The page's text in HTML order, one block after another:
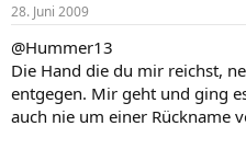
28. Juni 2009
@Hummer13
Die Hand die du mir reichst,
entgegen. Mir geht und ging
auch nie um einer Rückname